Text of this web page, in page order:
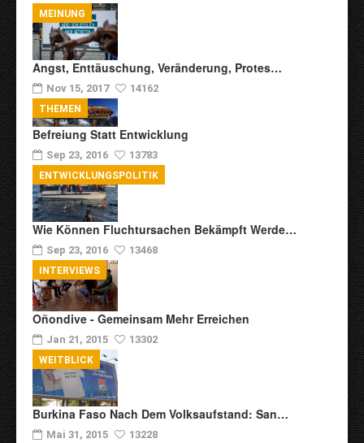
Angst, Enttäuschung, Veränderung, Protes…
Nov 15, 2017 14162
MEINUNG
Befreiung Statt Entwicklung
Sep 23, 2016 13783
THEMEN
Wie Können Fluchtursachen Bekämpft Werde…
Sep 23, 2016 13468
ENTWICKLUNGSPOLITIK
Oñondive - Gemeinsam Mehr Erreichen
Jan 21, 2015 13302
INTERVIEWS
Burkina Faso Nach Dem Volksaufstand: San…
Mai 31, 2015 13228
WEITBLICK